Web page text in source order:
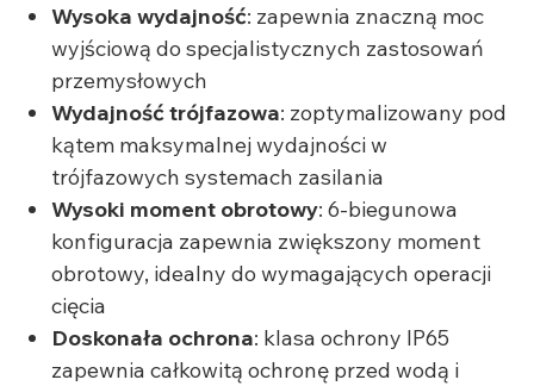
Wysoka wydajność: zapewnia znaczną moc
wyjściową do specjalistycznych zastosowań
przemysłowych
Wydajność trójfazowa: zoptymalizowany pod
kątem maksymalnej wydajności w
trójfazowych systemach zasilania
Wysoki moment obrotowy: 6-biegunowa
konfiguracja zapewnia zwiększony moment
obrotowy, idealny do wymagających operacji
cięcia
Doskonała ochrona: klasa ochrony IP65
zapewnia całkowitą ochronę przed wodą i